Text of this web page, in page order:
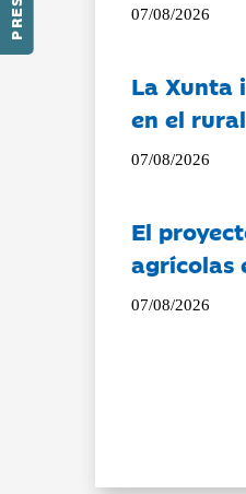
07/08/2026
La Xunta
en el
07/08/2026
El
agrícolas
07/08/2026